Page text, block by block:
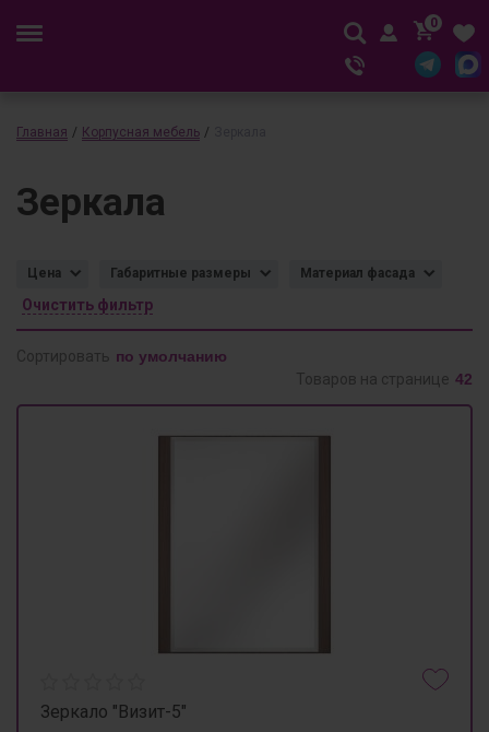
0
Главная / Корпусная мебель /
Зеркала
Цена Габаритные размеры Материал фасада
Очистить фильтр
Сортировать
Товаров на странице
Зеркало "Визит-5"